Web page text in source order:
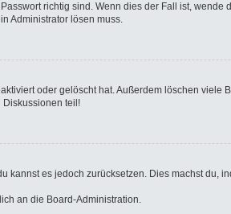
richtig sind. Wenn dies der Fall ist,
Administrator lösen muss.
oder gelöscht hat. Außerdem löschen
Diskussionen teil!
es jedoch zurücksetzen. Dies machst du,
an die Board-Administration.